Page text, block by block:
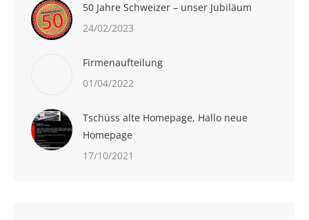
50 Jahre Schweizer – unser Jubiläum
24/02/2023
Firmenaufteilung
01/04/2022
Tschüss alte Homepage, Hallo neue
Homepage
17/10/2021